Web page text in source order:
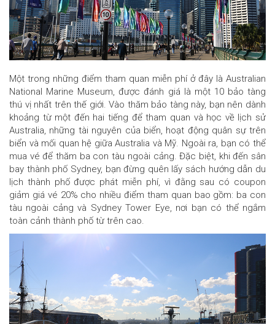
Một trong những điểm tham quan miễn phí ở đây là Australian
National Marine Museum, được đánh giá là một 10 bảo tàng
thú vị nhất trên thế giới. Vào thăm bảo tàng này, bạn nên dành
khoảng từ một đến hai tiếng để tham quan và học về lịch sử
Australia, những tài nguyên của biển, hoạt động quân sự trên
biển và mối quan hệ giữa Australia và Mỹ. Ngoài ra, bạn có thể
mua vé để thăm ba con tàu ngoài cảng. Đặc biệt, khi đến sân
bay thành phố Sydney, bạn đừng quên lấy sách hướng dẫn du
lịch thành phố được phát miễn phí, vì đằng sau có coupon
giảm giá vé 20% cho nhiều điểm tham quan bao gồm: ba con
tàu ngoài cảng và Sydney Tower Eye, nơi bạn có thể ngắm
toàn cảnh thành phố từ trên cao.